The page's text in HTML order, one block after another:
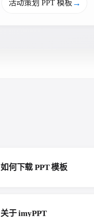
活动策划 PPT 模板 →
如何下载 PPT 模板
关于 imyPPT